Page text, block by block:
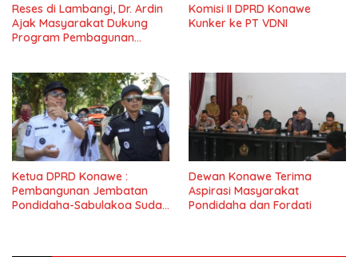
Reses di Lambangi, Dr. Ardin
Ajak Masyarakat Dukung
Program Pembagunan
Komisi II DPRD Konawe
Kunker ke PT VDNI
Ketua DPRD Konawe :
Pembangunan Jembatan
Pondidaha-Sabulakoa Sudah
Dewan Konawe Terima
Aspirasi Masyarakat
Pondidaha dan Fordati